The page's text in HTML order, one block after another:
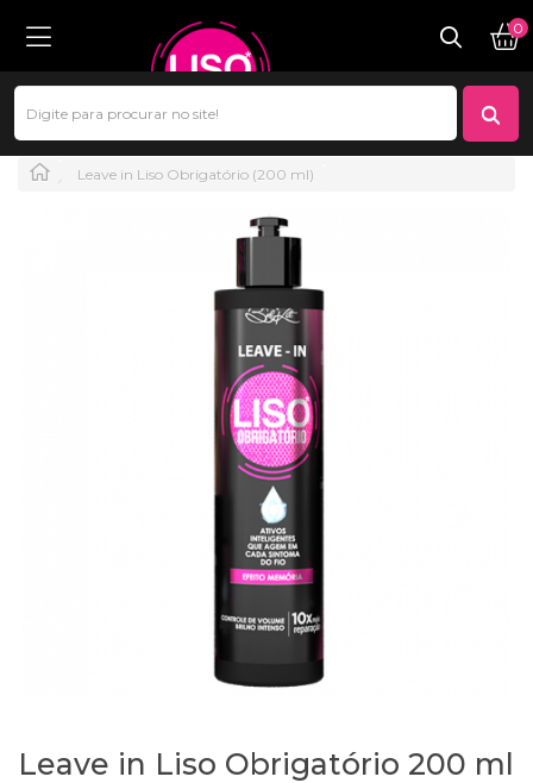
0
Leave in Liso Obrigatório (200 ml)
Leave in Liso Obrigatório 200 ml